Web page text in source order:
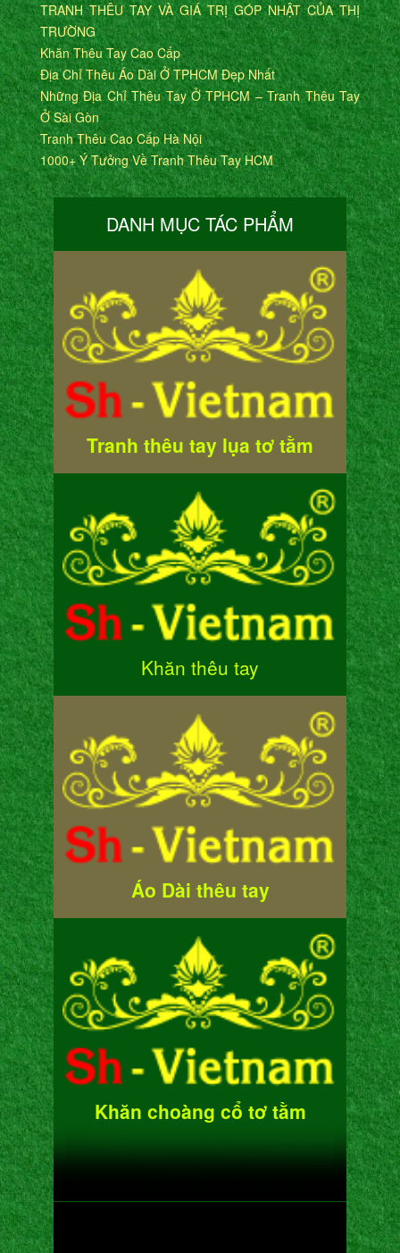
TRANH THÊU TAY VÀ GIÁ TRỊ GÓP NHẬT CỦA THỊ
TRƯỜNG
Khăn Thêu Tay Cao Cấp
Địa Chỉ Thêu Áo Dài Ở TPHCM Đẹp Nhất
Những Địa Chỉ Thêu Tay Ở TPHCM – Tranh Thêu Tay
Ở Sài Gòn
Tranh Thêu Cao Cấp Hà Nội
1000+ Ý Tưởng Về Tranh Thêu Tay HCM
DANH MỤC TÁC PHẨM
Tranh thêu tay lụa tơ tằm
Khăn thêu tay
Áo Dài thêu tay
Khăn choàng cổ tơ tằm